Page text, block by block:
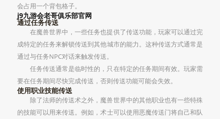
会占用一个背包格子。
j9九游会老哥俱乐部官网
通过任务传送
在魔兽世界中，一些任务也提供了传送功能，玩家可以通过完
成特定的任务来解锁传送到其他城市的能力。这种传送方式通常是
通过与任务NPC对话来触发传送。
任务传送通常是临时性的，只在特定的任务期间有效。玩家需
要在任务期间尽快完成传送，否则传送功能可能会失效。
使用职业技能传送
除了法师的传送术之外，魔兽世界中的其他职业也有一些特殊
的技能可以用来传送。例如，术士可以使用恶魔传送门将自己和队